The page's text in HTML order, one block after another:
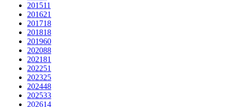
201511
201621
201718
201818
201960
202088
202181
202251
202325
202448
202533
202614